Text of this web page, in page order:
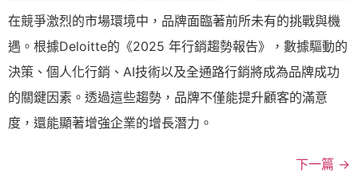
在競爭激烈的市場環境中，品牌面臨著前所未有的挑戰與機
遇。根據Deloitte的《2025 年行銷趨勢報告》，數據驅動的
決策、個人化行銷、AI技術以及全通路行銷將成為品牌成功
的關鍵因素。透過這些趨勢，品牌不僅能提升顧客的滿意
度，還能顯著增強企業的增長潛力。
下一篇 →